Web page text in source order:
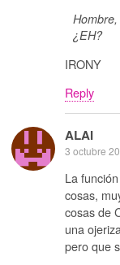
¿EH?
IRONY
Reply
ALAI
3 octubre
La
cosas,
cosas de
una
pero que